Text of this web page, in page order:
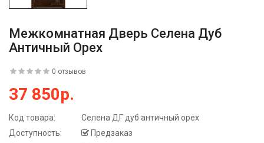
Межкомнатная Дверь Селена Дуб
Античный Орех
0 отзывов
37 850р.
Код товара:
Селена ДГ дуб античный орех
Доступность:
Предзаказ